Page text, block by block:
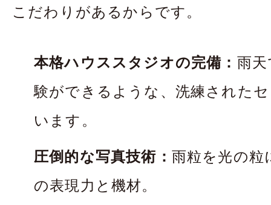
こだわりがあるからです。
本格ハウススタジオの完備： 雨
験ができるような、洗練された
います。
圧倒的な写真技術： 雨粒を光の粒
の表現力と機材。